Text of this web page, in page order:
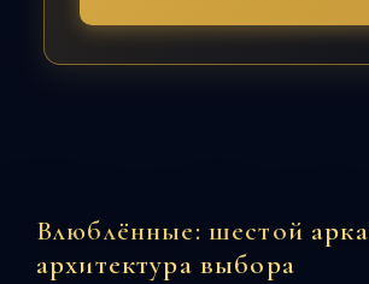
Влюблённые: шестой
архитектура выбора